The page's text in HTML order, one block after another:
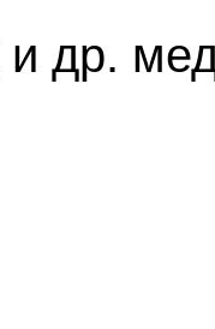
и др.